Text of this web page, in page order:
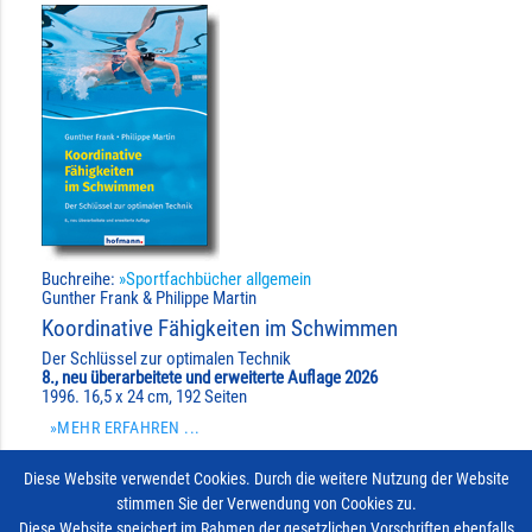
Buchreihe: »Sportfachbücher allgemein
Gunther Frank & Philippe Martin
Koordinative Fähigkeiten im Schwimmen
Der Schlüssel zur optimalen Technik
8., neu überarbeitete und erweiterte Auflage 2026
1996. 16,5 x 24 cm, 192 Seiten
»MEHR ERFAHREN ...
24,90 €
create import_contacts add_shopping_cartIN DEN WARENKORB
Diese Website verwendet Cookies. Durch die weitere Nutzung der Website
stimmen Sie der Verwendung von Cookies zu.